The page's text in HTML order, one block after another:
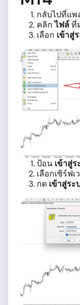
กลับไปที่แพ
คลิกไฟล์ที่
เลือก เข้าสู่
ป้อน เข้าสู่ร
เลือกเซิร์ฟ
กด เข้าสู่ระ